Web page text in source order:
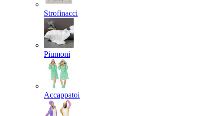
Strofinacci
Piumoni
Accappatoi